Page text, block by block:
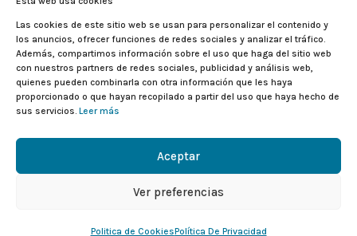
Las cookies de este sitio web se usan para personalizar el contenido y
los anuncios, ofrecer funciones de redes sociales y analizar el tráfico.
Además, compartimos información sobre el uso que haga del sitio web
con nuestros partners de redes sociales, publicidad y análisis web,
quienes pueden combinarla con otra información que les haya
proporcionado o que hayan recopilado a partir del uso que haya hecho de
sus servicios. Leer más
Aceptar
Ver preferencias
Politica de CookiesPolítica De Privacidad
Alcalá de Henares
CC El Val L-233, C/Valladolid 2, 28804
Copyright © 2026 Deportes Evolution.